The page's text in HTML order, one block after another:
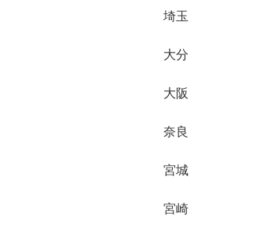
埼玉
大分
大阪
奈良
宮城
宮崎